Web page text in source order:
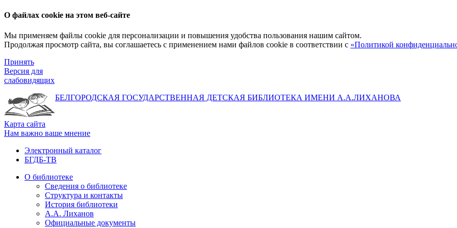
О файлах cookie на этом веб-сайте
Мы применяем файлы cookie для персонализации и повышения удобства пользования нашим сайтом.
Продолжая просмотр сайта, вы соглашаетесь с применением нами файлов cookie в соответствии с «Политикой
Принять
Версия для
слабовидящих
БЕЛГОРОДСКАЯ ГОСУДАРСТВЕННАЯ ДЕТСКАЯ БИБЛИОТЕКА ИМЕНИ А.А.ЛИХАНОВА
Карта сайта
Нам важно ваше мнение
Электронный каталог
БГДБ-ТВ
О библиотеке
Сведения о библиотеке
Структура и контакты
История библиотеки
А.А. Лиханов
Официальные документы